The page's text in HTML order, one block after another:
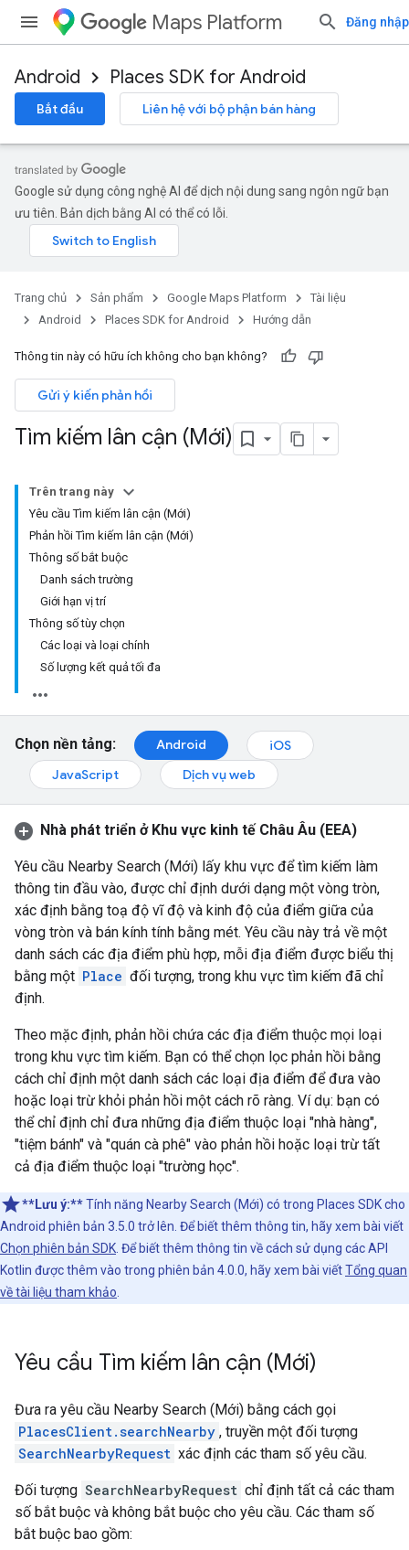
Maps Platform Đăng nhập
Android Places SDK for Android
Bắt đầu Liên hệ với bộ phận bán hàng
Google sử dụng công nghệ AI để dịch nội dung sang ngôn ngữ bạn
ưu tiên. Bản dịch bằng AI có thể có lỗi.
Trang chủ Sản phẩm Google Maps Platform
Tài liệu
Android
Places SDK for Android Hướng dẫn
Thông tin này có hữu ích không cho bạn không?
Gửi ý kiến phản hồi
Tìm kiếm lân cận (Mới)
Trên trang này
Yêu cầu Tìm kiếm lân cận (Mới)
Phản hồi Tìm kiếm lân cận (Mới)
Thông số bắt buộc
Danh sách trường
Giới hạn vị trí
Thông số tùy chọn
Các loại và loại chính
Số lượng kết quả tối đa
Chọn nền tảng: Android
iOS
JavaScript
Dịch vụ web
Nhà phát triển ở Khu vực kinh tế Châu Âu (EEA)
Yêu cầu Nearby Search (Mới) lấy khu vực để tìm kiếm làm
thông tin đầu vào, được chỉ định dưới dạng một vòng tròn,
xác định bằng toạ độ vĩ độ và kinh độ của điểm giữa của
vòng tròn và bán kính tính bằng mét. Yêu cầu này trả về một
danh sách các địa điểm phù hợp, mỗi địa điểm được biểu thị
bằng một Place đối tượng, trong khu vực tìm kiếm đã chỉ
định.
Theo mặc định, phản hồi chứa các địa điểm thuộc mọi loại
trong khu vực tìm kiếm. Bạn có thể chọn lọc phản hồi bằng
cách chỉ định một danh sách các loại địa điểm để đưa vào
hoặc loại trừ khỏi phản hồi một cách rõ ràng. Ví dụ: bạn có
thể chỉ định chỉ đưa những địa điểm thuộc loại "nhà hàng",
"tiệm bánh" và "quán cà phê" vào phản hồi hoặc loại trừ tất
cả địa điểm thuộc loại "trường học".
**Lưu ý:**Tính năng Nearby Search (Mới) có trong Places SDK cho
Android phiên bản 3.5.0 trở lên. Để biết thêm thông tin, hãy xem bài viết
Chọn phiên bản SDK . Để biết thêm thông tin về cách sử dụng các API
Kotlin được thêm vào trong phiên bản 4.0.0, hãy xem bài viếtTổng quan
về tài liệu tham khảo
Yêu cầu Tìm kiếm lân cận (Mới)
Đưa ra yêu cầu Nearby Search (Mới) bằng cách gọi
PlacesClient.searchNearby , truyền một đối tượng
SearchNearbyRequest xác định các tham số yêu cầu.
Đối tượng SearchNearbyRequest chỉ định tất cả các tham
số bắt buộc và không bắt buộc cho yêu cầu. Các tham số
bắt buộc bao gồm: